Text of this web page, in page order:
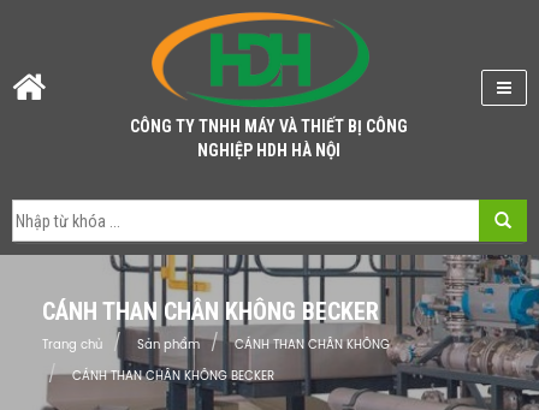
CÔNG TY TNHH MÁY VÀ THIẾT BỊ CÔNG
NGHIỆP HDH HÀ NỘI
CÁNH THAN CHÂN KHÔNG BECKER
Trang chủ Sản phẩm CÁNH THAN CHÂN KHÔNG
CÁNH THAN CHÂN KHÔNG BECKER